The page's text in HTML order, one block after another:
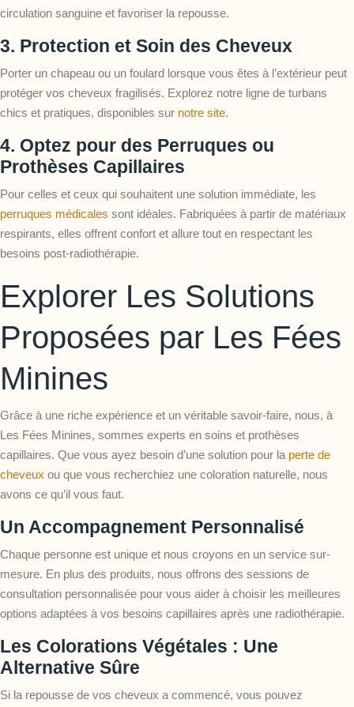
circulation sanguine et favoriser la repousse.
3. Protection et Soin des Cheveux
Porter un chapeau ou un foulard lorsque vous êtes à l’extérieur peut
protéger vos cheveux fragilisés. Explorez notre ligne de turbans
chics et pratiques, disponibles sur notre site.
4. Optez pour des Perruques ou
Prothèses Capillaires
Pour celles et ceux qui souhaitent une solution immédiate, les
perruques médicales sont idéales. Fabriquées à partir de matériaux
respirants, elles offrent confort et allure tout en respectant les
besoins post-radiothérapie.
Explorer Les Solutions
Proposées par Les Fées
Minines
Grâce à une riche expérience et un véritable savoir-faire, nous, à
Les Fées Minines, sommes experts en soins et prothèses
capillaires. Que vous ayez besoin d’une solution pour la perte de
cheveux ou que vous recherchiez une coloration naturelle, nous
avons ce qu’il vous faut.
Un Accompagnement Personnalisé
Chaque personne est unique et nous croyons en un service sur-
mesure. En plus des produits, nous offrons des sessions de
consultation personnalisée pour vous aider à choisir les meilleures
options adaptées à vos besoins capillaires après une radiothérapie.
Les Colorations Végétales : Une
Alternative Sûre
Si la repousse de vos cheveux a commencé, vous pouvez